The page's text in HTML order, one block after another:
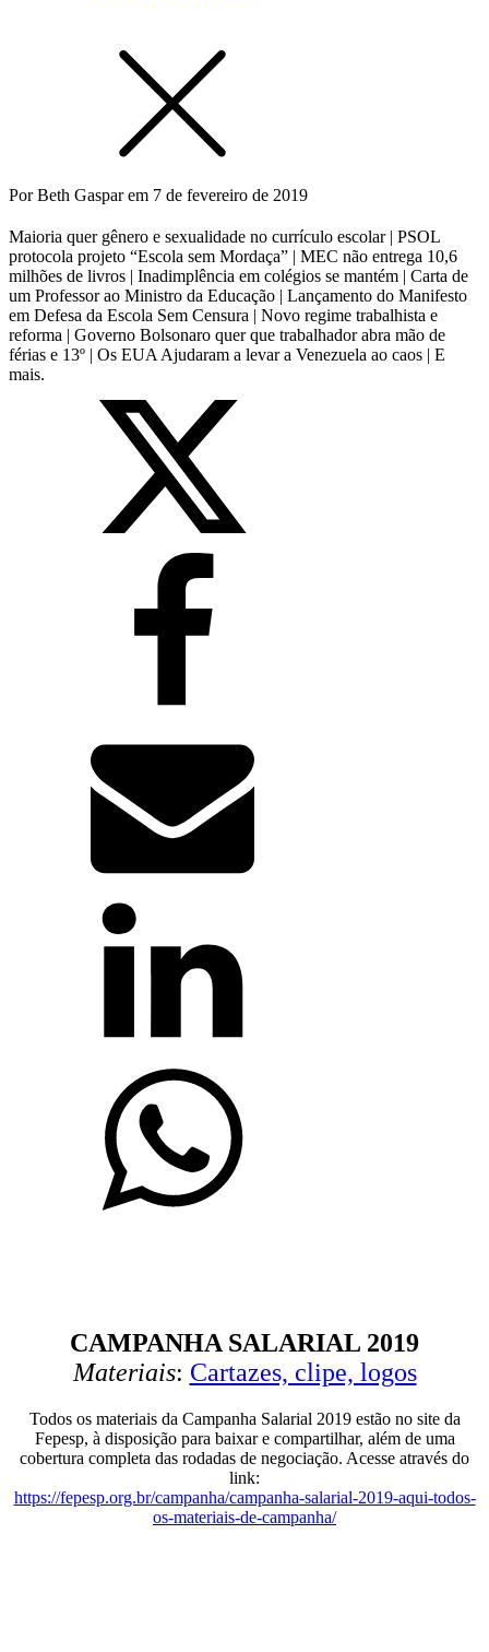
PorBeth Gasparem 7 de fevereiro de 2019
Maioria quer gênero e sexualidade no currículo escolar | PSOL
protocola projeto “Escola sem Mordaça” | MEC não entrega 10,6
milhões de livros | Inadimplência em colégios se mantém | Carta de
um Professor ao Ministro da Educação | Lançamento do Manifesto
em Defesa da Escola Sem Censura | Novo regime trabalhista e
reforma | Governo Bolsonaro quer que trabalhador abra mão de
férias e 13º | Os EUA Ajudaram a levar a Venezuela ao caos | E
mais.
CAMPANHA SALARIAL 2019
Materiais: Cartazes, clipe, logos
Todos os materiais da Campanha Salarial 2019 estão no site da
Fepesp, à disposição para baixar e compartilhar, além de uma
cobertura completa das rodadas de negociação. Acesse através do
link:
https://fepesp.org.br/campanha/campanha-salarial-2019-aqui-todos-
os-materiais-de-campanha/